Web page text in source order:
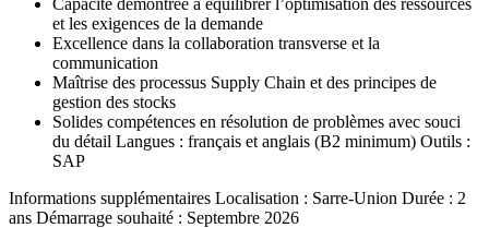
et les exigences de la demande
Excellence dans la collaboration transverse et la
communication
Maîtrise des processus Supply Chain et des principes de
gestion des stocks
Solides compétences en résolution de problèmes avec souci
du détail Langues : français et anglais (B2 minimum) Outils :
SAP
Informations supplémentaires Localisation : Sarre-Union Durée : 2
ans Démarrage souhaité : Septembre 2026